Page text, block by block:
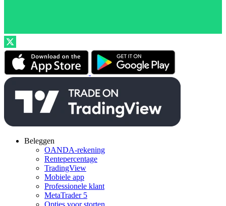
Beleggen
OANDA-rekening
Rentepercentage
TradingView
Mobiele app
Professionele klant
MetaTrader 5
Opties voor storten